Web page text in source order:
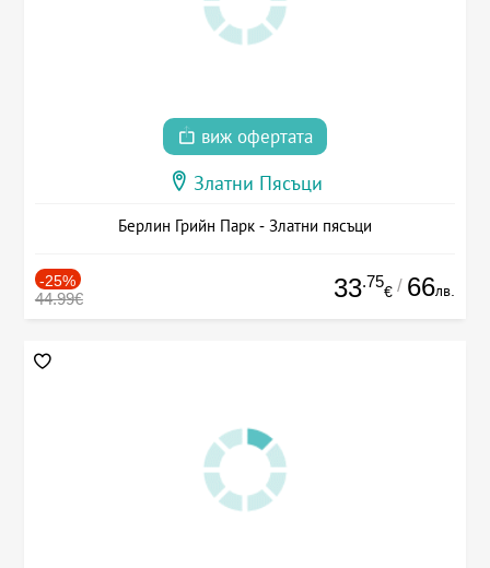
виж офертата
Златни Пясъци
Берлин Грийн Парк - Златни пясъци
-25%
44.99€ 33.75
€ / 66лв.